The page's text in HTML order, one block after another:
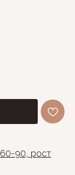
90, рост